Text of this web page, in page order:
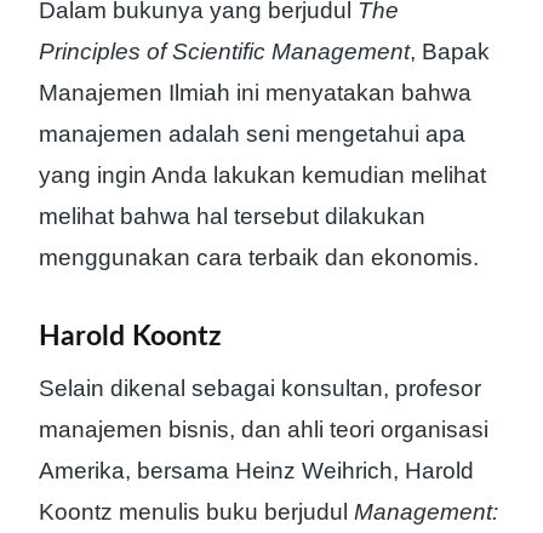
Dalam bukunya yang berjudul The
Principles of Scientific Management, Bapak
Manajemen Ilmiah ini menyatakan bahwa
manajemen adalah seni mengetahui apa
yang ingin Anda lakukan kemudian melihat
melihat bahwa hal tersebut dilakukan
menggunakan cara terbaik dan ekonomis.
Harold Koontz
Selain dikenal sebagai konsultan, profesor
manajemen bisnis, dan ahli teori organisasi
Amerika, bersama Heinz Weihrich, Harold
Koontz menulis buku berjudul Management: